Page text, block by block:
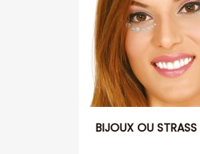
BIJOUX OU STRASS